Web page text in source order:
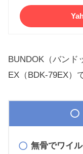
BUNDOK（バンド
EX（BDK-79EX）
無骨でワイ